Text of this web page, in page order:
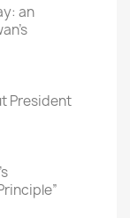
an
President